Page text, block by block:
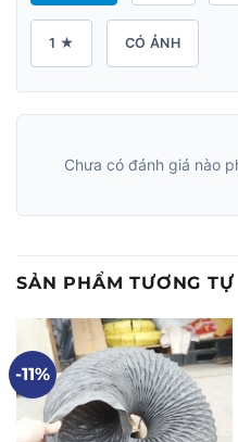
1 ★ CÓ ẢNH
Chưa có đánh giá nào
SẢN PHẨM TƯƠNG TỰ
-11%